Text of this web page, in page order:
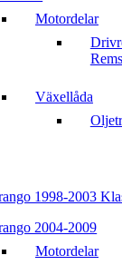
Motordelar
Växellåda
1998-2003
2004-2009
Motordelar